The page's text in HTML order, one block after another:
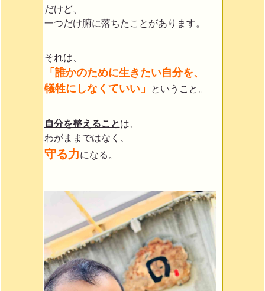
だけど、
一つだけ腑に落ちたことがあります。
それは、
「誰かのために生きたい自分を、
犠牲にしなくていい」
ということ。
自分を整えることは、
わがままではなく、
守る力になる。